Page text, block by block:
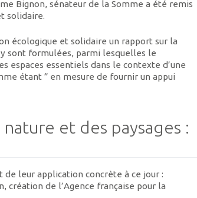
Bignon, sénateur de la Somme a été remis
solidaire.
écologique et solidaire un rapport sur la
sont formulées, parmi lesquelles le
espaces essentiels dans le contexte d’une
étant ” en mesure de fournir un appui
et des paysages :
leur application concrète à ce jour :
création de l’Agence française pour la